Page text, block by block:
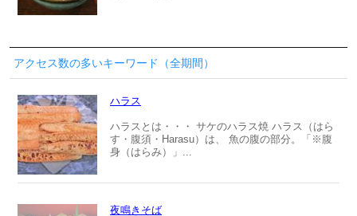
アクセス数の多いキーワード（全期間）
ハラス
ハラスとは・・・ サケのハラス焼 ハラス（はら
す・腹須・Harasu）は、 魚の腹の部分。「※腹
身（はらみ）」...
夜鳴きそば